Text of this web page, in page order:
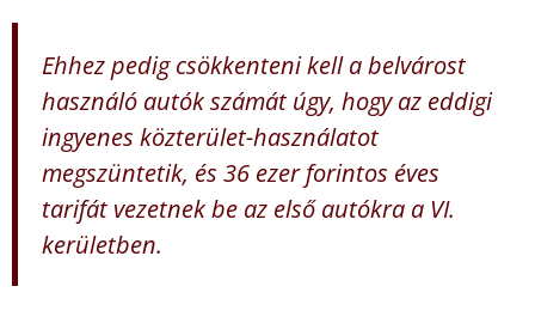
Ehhez pedig csökkenteni kell a belvárost
használó autók számát úgy, hogy az eddigi
ingyenes közterület-használatot
megszüntetik, és 36 ezer forintos éves
tarifát vezetnek be az első autókra a VI.
kerületben.